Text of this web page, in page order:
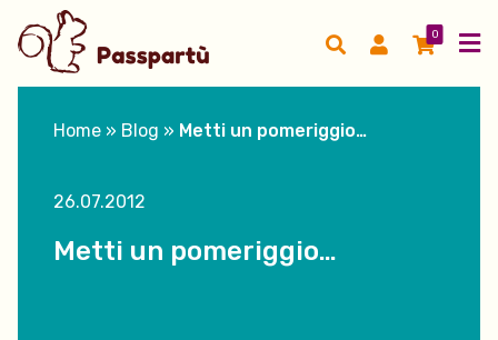
0
Home » Blog » Metti un pomeriggio…
26.07.2012
Metti un pomeriggio…